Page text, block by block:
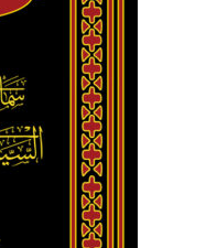
ثبت شکایات
حساب کاربری من